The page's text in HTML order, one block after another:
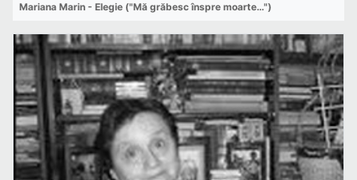
Mariana Marin - Elegie ("Mă grăbesc înspre moarte…")